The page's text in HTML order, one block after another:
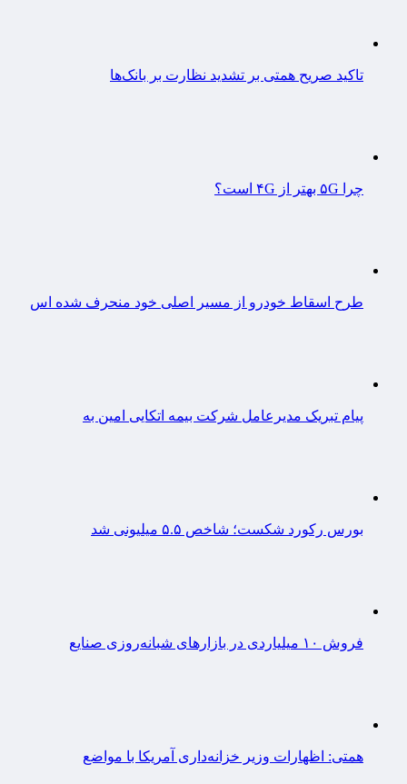
تاکید صریح همتی بر تشدید نظارت بر بانک‌ها
چرا ۵G بهتر از ۴G است؟
طرح اسقاط خودرو از مسیر اصلی خود منحرف شده اس
پیام تبریک مدیرعامل شرکت بیمه اتکایی امین به
بورس رکورد شکست؛ شاخص ۵.۵ میلیونی شد
فروش ۱۰ میلیاردی در بازارهای شبانه‌روزی صنایع
همتی: اظهارات وزیر خزانه‌داری آمریکا با مواضع